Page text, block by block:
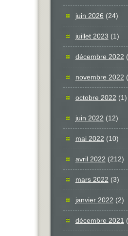
juin 2026 (24)
juillet 2023 (1)
décembre 2022
novembre 2022
octobre 2022 (1)
juin 2022 (12)
mai 2022 (10)
avril 2022 (212)
mars 2022 (3)
janvier 2022 (2)
décembre 2021